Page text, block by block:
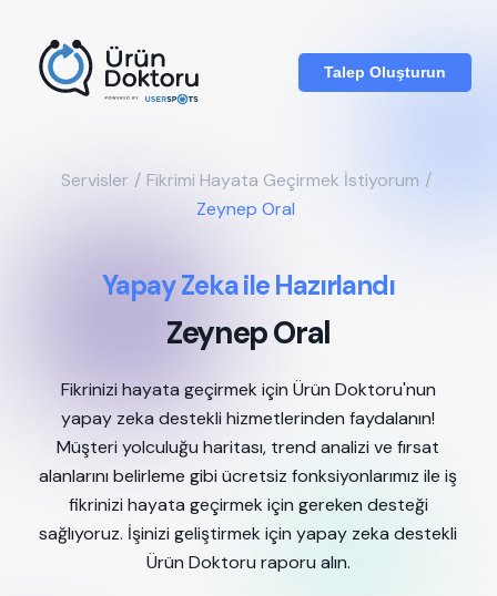
Talep Oluşturun
Servisler / Fikrimi Hayata Geçirmek İstiyorum /
Zeynep Oral
Yapay Zeka ile Hazırlandı
Zeynep Oral
Fikrinizi hayata geçirmek için Ürün Doktoru'nun
yapay zeka destekli hizmetlerinden faydalanın!
Müşteri yolculuğu haritası, trend analizi ve fırsat
alanlarını belirleme gibi ücretsiz fonksiyonlarımız ile iş
fikrinizi hayata geçirmek için gereken desteği
sağlıyoruz. İşinizi geliştirmek için yapay zeka destekli
Ürün Doktoru raporu alın.